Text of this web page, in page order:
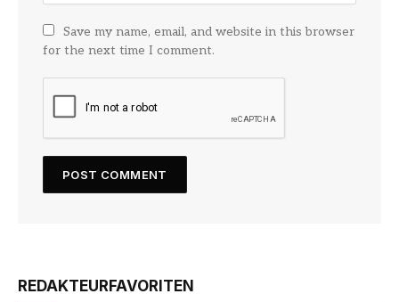
Save my name, email, and website in this browser
for the next time I comment.
REDAKTEURFAVORITEN